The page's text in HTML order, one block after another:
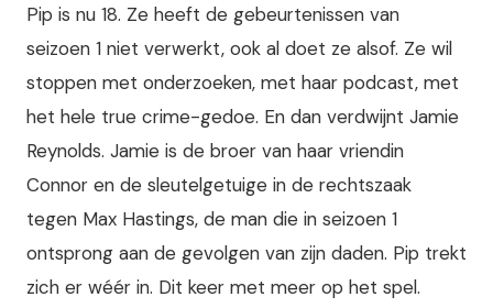
Pip is nu 18. Ze heeft de gebeurtenissen van
seizoen 1 niet verwerkt, ook al doet ze alsof. Ze wil
stoppen met onderzoeken, met haar podcast, met
het hele true crime-gedoe. En dan verdwijnt Jamie
Reynolds. Jamie is de broer van haar vriendin
Connor en de sleutelgetuige in de rechtszaak
tegen Max Hastings, de man die in seizoen 1
ontsprong aan de gevolgen van zijn daden. Pip trekt
zich er wéér in. Dit keer met meer op het spel.